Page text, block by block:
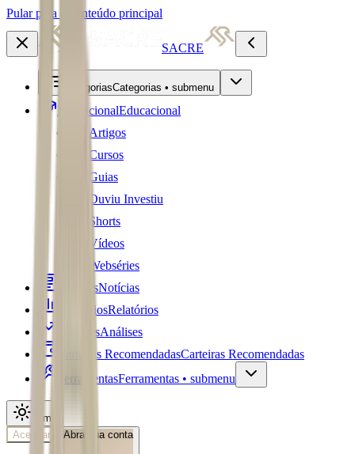
Pular para o conteúdo principal
SACRE
CategoriasCategorias • submenu
EducacionalEducacional
Artigos
Cursos
Guias
Ouviu Investiu
Shorts
Vídeos
Webséries
NotíciasNotícias
RelatóriosRelatórios
AnálisesAnálises
Carteiras RecomendadasCarteiras Recomendadas
FerramentasFerramentas • submenu
Tema
Acessar
Abra sua conta